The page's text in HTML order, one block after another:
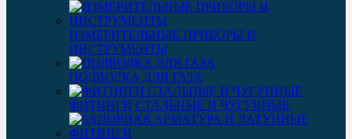
ИЗМЕРИТЕЛЬНЫЕ ПРИБОРЫ И
ИНСТРУМЕНТЫ
ПОДВОДКА ДЛЯ ГАЗА
ФИТИНГИ СТАЛЬНЫЕ И ЧУГУННЫЕ